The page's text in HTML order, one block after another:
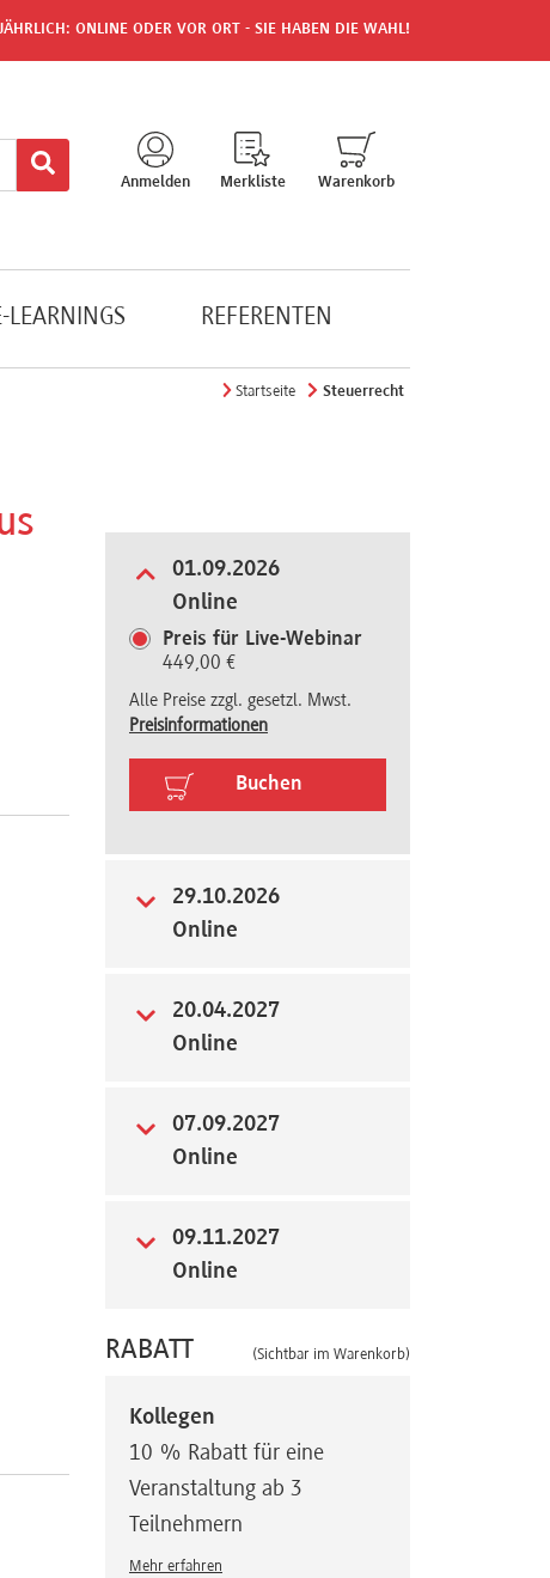
ONLINE ODER VOR ORT - SIE HABEN DIE WAHL!
Anmelden Merkliste Warenkorb
LEARNINGS REFERENTEN
Startseite Steuerrecht
01.09.2026
Online
Preis für Live-Webinar
449,00 €
Alle Preise zzgl. gesetzl. Mwst.
Preisinformationen
Buchen
29.10.2026
Online
20.04.2027
Online
07.09.2027
Online
09.11.2027
Online
RABATT (Sichtbar im Warenkorb)
Kollegen
10 % Rabatt für eine
Veranstaltung ab 3
Teilnehmern
Mehr erfahren